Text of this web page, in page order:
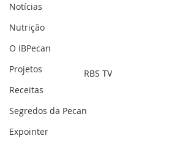
Notícias
Nutrição
O IBPecan
Projetos
Receitas
Segredos da Pecan
Expointer
RBS TV